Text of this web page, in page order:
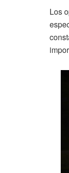
Los